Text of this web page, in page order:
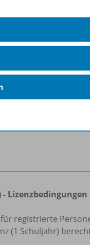
Nach der
(1
Sie ein
registrierte
(1 Schuljahr)